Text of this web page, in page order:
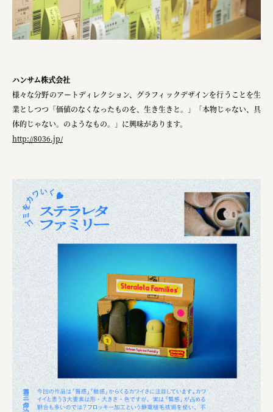
ハンサム株式会社
様々な分野のアートディレクション、グラフィックデザインを行うことを生
業としつつ「価値のなくなったものを、生き生きと。」「本物じゃない、具
体的じゃない。のようなもの。」に興味があります。
http://8036.jp/